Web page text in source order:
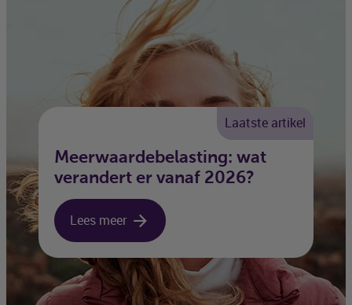
Laatste artikel
Meerwaardebelasting: wat
verandert er vanaf 2026?
Lees meer